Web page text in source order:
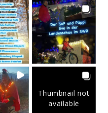
Thumbnail not
available